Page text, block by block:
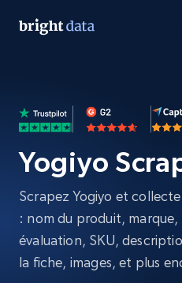
Yogiyo
Scrapez Yogiyo et
: nom du produit,
évaluation, SKU,
la fiche, images, et plus